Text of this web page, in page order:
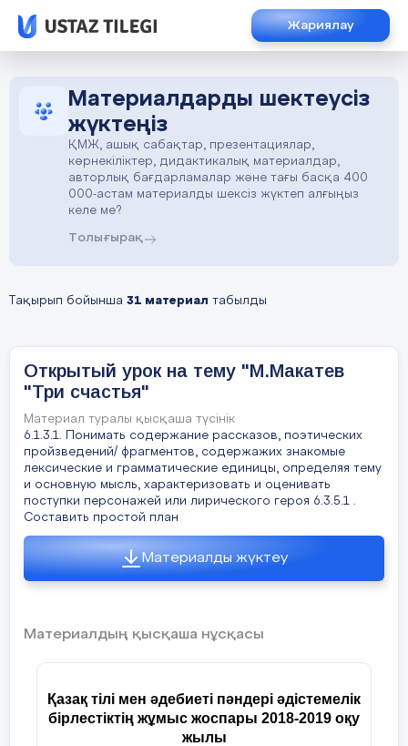
Жариялау
Материалдарды шектеусіз
жүктеңіз
ҚМЖ, ашық сабақтар, презентациялар,
көрнекіліктер, дидактикалық материалдар,
авторлық бағдарламалар және тағы басқа 400
000-астам материалды шексіз жүктеп алғыңыз
келе ме?
Толығырақ
Тақырып бойынша 31 материал табылды
Открытый урок на тему "М.Макатев
"Три счастья"
Материал туралы қысқаша түсінік
6.1.3.1. Понимать содержание рассказов, поэтических
пройзведений/ фрагментов, содержажих знакомые
лексические и грамматические единицы, определяя тему
и основную мысль, характеризовать и оценивать
поступки персонажей или лирического героя 6.3.5.1 .
Составить простой план
Материалды жүктеу
Материалдың қысқаша нұсқасы
Қазақ тілі мен әдебиеті пәндері әдістемелік
бірлестіктің жұмыс жоспары 2018-2019 оқу
жылы